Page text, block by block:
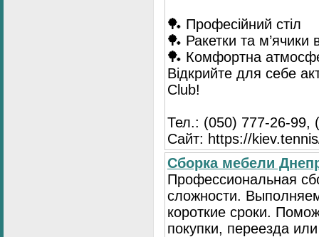
🏓 Професійний стіл
🏓 Ракетки та м’ячики
🏓 Комфортна
Відкрийте для себе
Club!
Тел.: (050) 777-26-99,
Сайт: https://
Сборка мебели
Профессиональная
сложности.
короткие сроки.
покупки, переезда